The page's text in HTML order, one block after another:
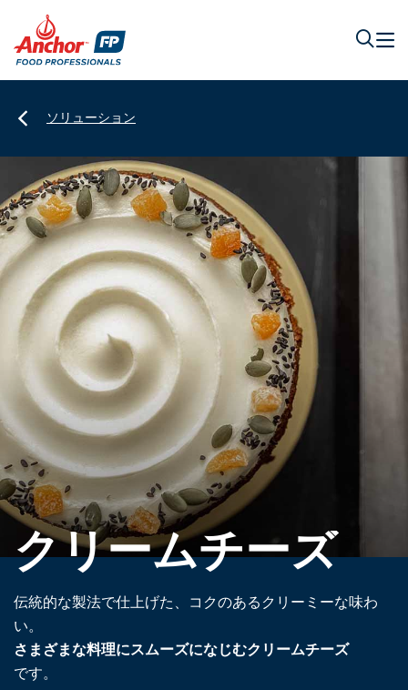
ソリューション
クリームチーズ
伝統的な製法で仕上げた、コクのあるクリーミーな味わ
い。
さまざまな料理にスムーズになじむクリームチーズ
です。